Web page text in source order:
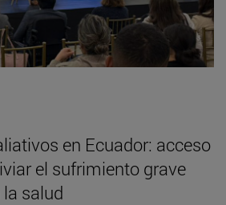
en Ecuador: acceso
el sufrimiento grave
salud